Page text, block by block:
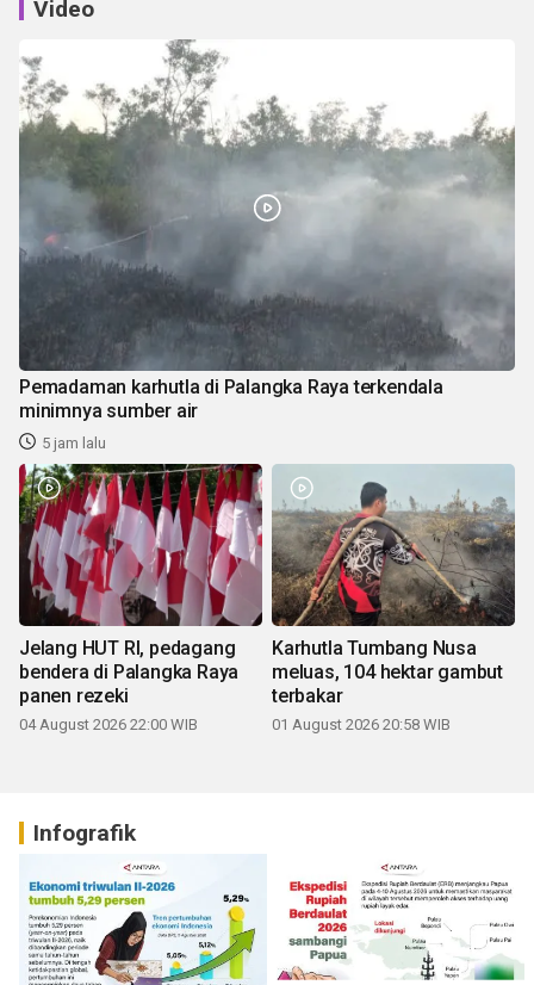
Video
Pemadaman karhutla di Palangka Raya terkendala
minimnya sumber air
5 jam lalu
Jelang HUT RI, pedagang
bendera di Palangka Raya
panen rezeki
04 August 2026 22:00 WIB
Karhutla Tumbang Nusa
meluas, 104 hektar gambut
terbakar
01 August 2026 20:58 WIB
Infografik